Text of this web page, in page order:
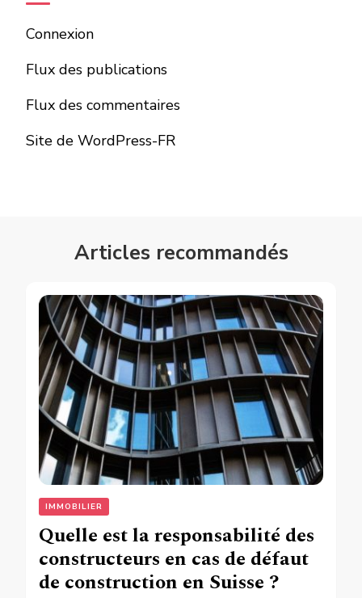
Connexion
Flux des publications
Flux des commentaires
Site de WordPress-FR
Articles recommandés
IMMOBILIER
Quelle est la responsabilité des
constructeurs en cas de défaut
de construction en Suisse ?